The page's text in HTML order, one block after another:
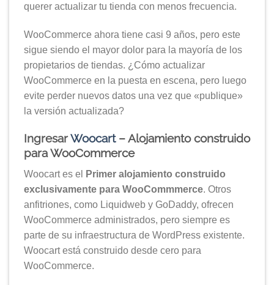
querer actualizar tu tienda con menos frecuencia.
WooCommerce ahora tiene casi 9 años, pero este
sigue siendo el mayor dolor para la mayoría de los
propietarios de tiendas. ¿Cómo actualizar
WooCommerce en la puesta en escena, pero luego
evite perder nuevos datos una vez que «publique»
la versión actualizada?
IngresarWoocart– Alojamiento construido
para WooCommerce
Woocart es el
Primer alojamiento construido
exclusivamente para WooCommmerce. Otros
anfitriones, como Liquidweb y GoDaddy, ofrecen
WooCommerce administrados, pero siempre es
parte de su infraestructura de WordPress existente.
Woocart está construido desde cero para
WooCommerce.